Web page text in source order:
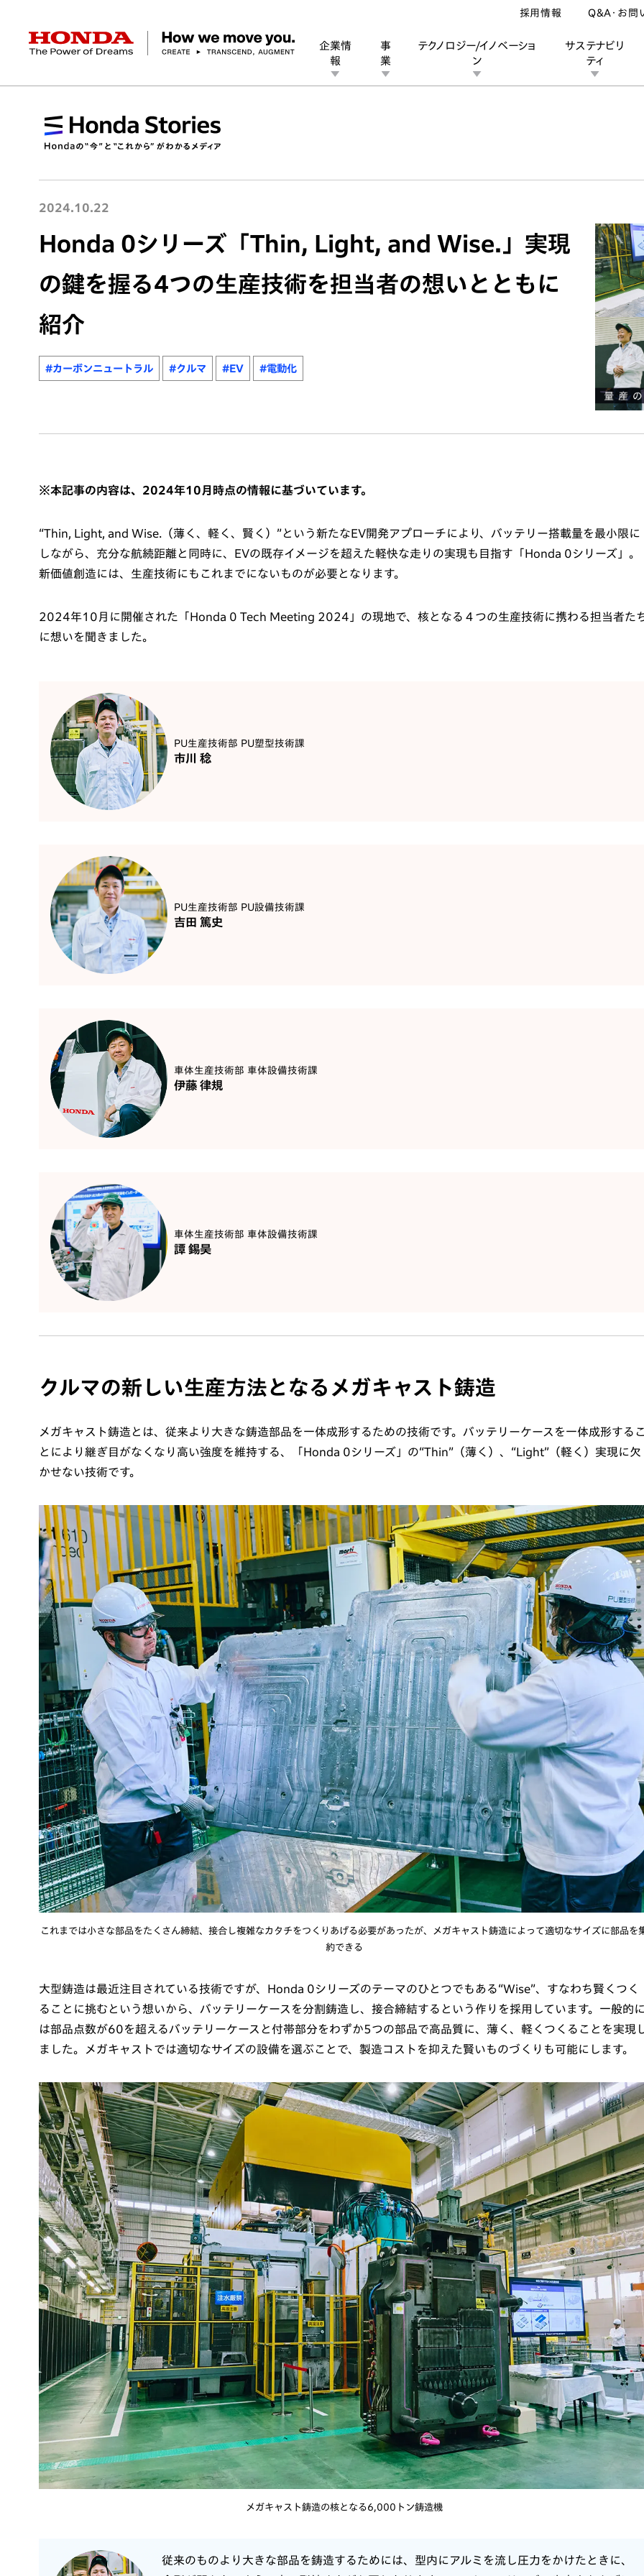
HONDA The Power of Dreams
企業情
報
企業情報 トップ
社長メッセージ 経営方針 会社概要
事
業
事業 トップ
バイク パワープロダクツ
テクノロジー/イノベーショ
ン
テクノロジー/イノベーション トップ
テクノロジー デザイン
サステナビリ
ティ
サステナビリティ トップ
Honda Report 環境
投資家情報 トップ
IR資料室 財務・業績情報
ニュースルーム
ニュースルーム
Discover Honda
Discover Honda
採用情報 Q&A・お問
2024.10.22
Honda 0シリーズ「Thin, Light, and Wise.」実現
の鍵を握る4つの生産技術を担当者の想いとともに
紹介
#カーボンニュートラル #クルマ #EV #電動化
※本記事の内容は、2024年10月時点の情報に基づいています。​
“Thin, Light, and Wise.（薄く、軽く、賢く）”という新たなEV開発アプローチにより、バッテリー搭載量を最小限に
しながら、充分な航続距離と同時に、EVの既存イメージを超えた軽快な走りの実現も目指す「Honda 0シリーズ」。
新価値創造には、生産技術にもこれまでにないものが必要となります。
2024年10月に開催された「Honda 0 Tech Meeting 2024」の現地で、核となる４つの生産技術に携わる担当者た
に想いを聞きました。
PU生産技術部 PU塑型技術課
市川 稔
PU生産技術部 PU設備技術課
吉田 篤史
車体生産技術部 車体設備技術課
伊藤 律規
車体生産技術部 車体設備技術課
譚 錫昊
クルマの新しい生産方法となるメガキャスト鋳造
メガキャスト鋳造とは、従来より大きな鋳造部品を一体成形するための技術です。バッテリーケースを一体成形する
とにより継ぎ目がなくなり高い強度を維持する、「Honda 0シリーズ」の“Thin”（薄く）、“Light”（軽く）実現に欠
かせない技術です。
これまでは小さな部品をたくさん締結、接合し複雑なカタチをつくりあげる必要があったが、メガキャスト鋳造によって適切なサイズに部品を
約できる
大型鋳造は最近注目されている技術ですが、Honda 0シリーズのテーマのひとつでもある“Wise”、すなわち賢くつく
ることに挑むという想いから、バッテリーケースを分割鋳造し、接合締結するという作りを採用しています。一般的
は部品点数が60を超えるバッテリーケースと付帯部分をわずか5つの部品で高品質に、薄く、軽くつくることを実現
ました。メガキャストでは適切なサイズの設備を選ぶことで、製造コストを抑えた賢いものづくりも可能にします。
メガキャスト鋳造の核となる6,000トン鋳造機
従来のものより大きな部品を鋳造するためには、型内にアルミを流し圧力をかけたときに、